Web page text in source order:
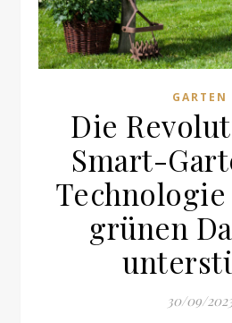
GARTEN
Die
Smart-
grünen
30/09/